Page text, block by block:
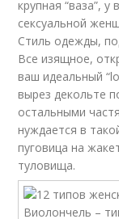
крупная “ваза”,
сексуальной
Стиль одежды,
Все изящное,
ваш идеальный
вырез декольте
остальными
нуждается в
пуговица на
туловища.